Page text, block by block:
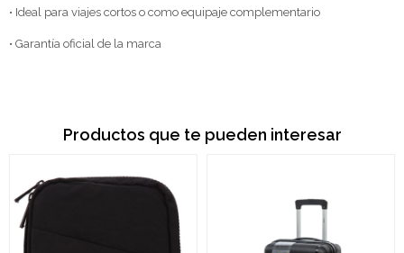
• Ideal para viajes cortos o como equipaje complementario
• Garantía oficial de la marca
Productos que te pueden interesar